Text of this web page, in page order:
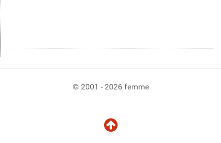
© 2001 - 2026 femme